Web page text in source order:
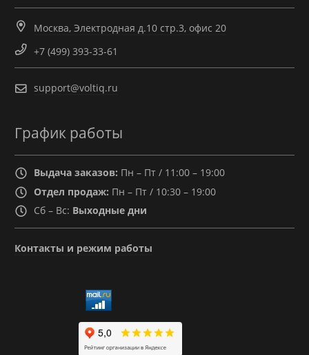
Москва, Электродная д.10 стр.3, офис 20
+7 (499) 393-33-61
support@voltiq.ru
График работы
Выдача заказов: Пн – Пт / 11:00 – 19:00
Отдел продаж: Пн – Пт / 10:30 – 19:00
Сб – Вс: Выходные дни
Контакты и режим работы